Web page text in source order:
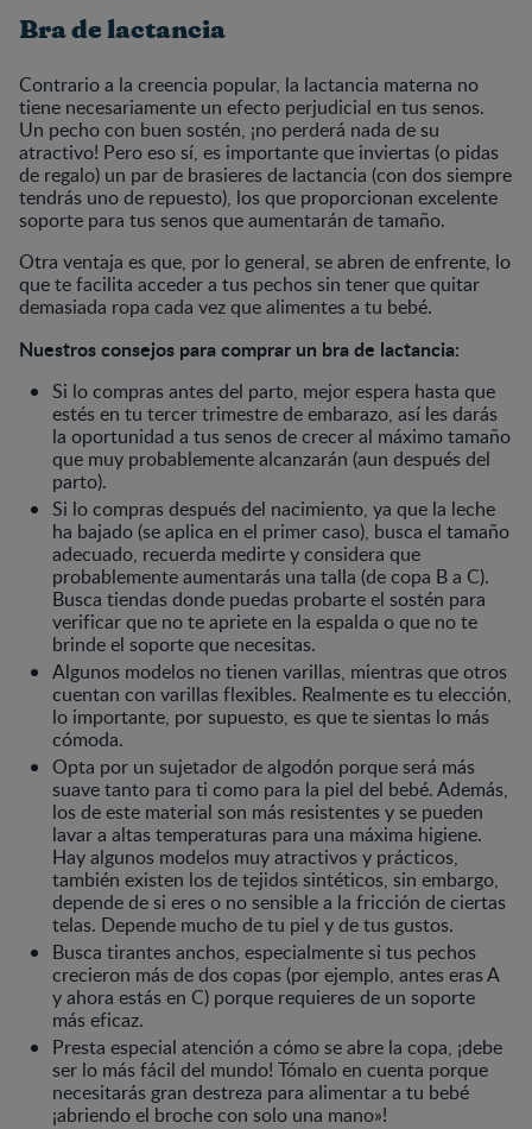
Bra de lactancia
Contrario a la creencia popular, la lactancia materna no
tiene necesariamente un efecto perjudicial en tus senos.
Un pecho con buen sostén, ¡no perderá nada de su
atractivo! Pero eso sí, es importante que inviertas (o pidas
de regalo) un par de brasieres de lactancia (con dos siempre
tendrás uno de repuesto), los que proporcionan excelente
soporte para tus senos que aumentarán de tamaño.
Otra ventaja es que, por lo general, se abren de enfrente, lo
que te facilita acceder a tus pechos sin tener que quitar
demasiada ropa cada vez que alimentes a tu bebé.
Nuestros consejos para comprar un bra de lactancia:
Si lo compras antes del parto, mejor espera hasta que
estés en tu tercer trimestre de embarazo, así les darás
la oportunidad a tus senos de crecer al máximo tamaño
que muy probablemente alcanzarán (aun después del
parto).
Si lo compras después del nacimiento, ya que la leche
ha bajado (se aplica en el primer caso), busca el tamaño
adecuado, recuerda medirte y considera que
probablemente aumentarás una talla (de copa B a C).
Busca tiendas donde puedas probarte el sostén para
verificar que no te apriete en la espalda o que no te
brinde el soporte que necesitas.
Algunos modelos no tienen varillas, mientras que otros
cuentan con varillas flexibles. Realmente es tu elección,
lo importante, por supuesto, es que te sientas lo más
cómoda.
Opta por un sujetador de algodón porque será más
suave tanto para ti como para la piel del bebé. Además,
los de este material son más resistentes y se pueden
lavar a altas temperaturas para una máxima higiene.
Hay algunos modelos muy atractivos y prácticos,
también existen los de tejidos sintéticos, sin embargo,
depende de si eres o no sensible a la fricción de ciertas
telas. Depende mucho de tu piel y de tus gustos.
Busca tirantes anchos, especialmente si tus pechos
crecieron más de dos copas (por ejemplo, antes eras A
y ahora estás en C) porque requieres de un soporte
más eficaz.
Presta especial atención a cómo se abre la copa, ¡debe
ser lo más fácil del mundo! Tómalo en cuenta porque
necesitarás gran destreza para alimentar a tu bebé
¡abriendo el broche con solo una mano»!